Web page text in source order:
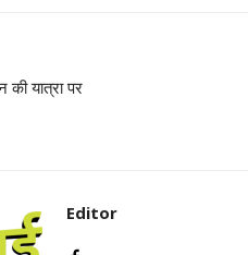
की यात्रा पर
Editor